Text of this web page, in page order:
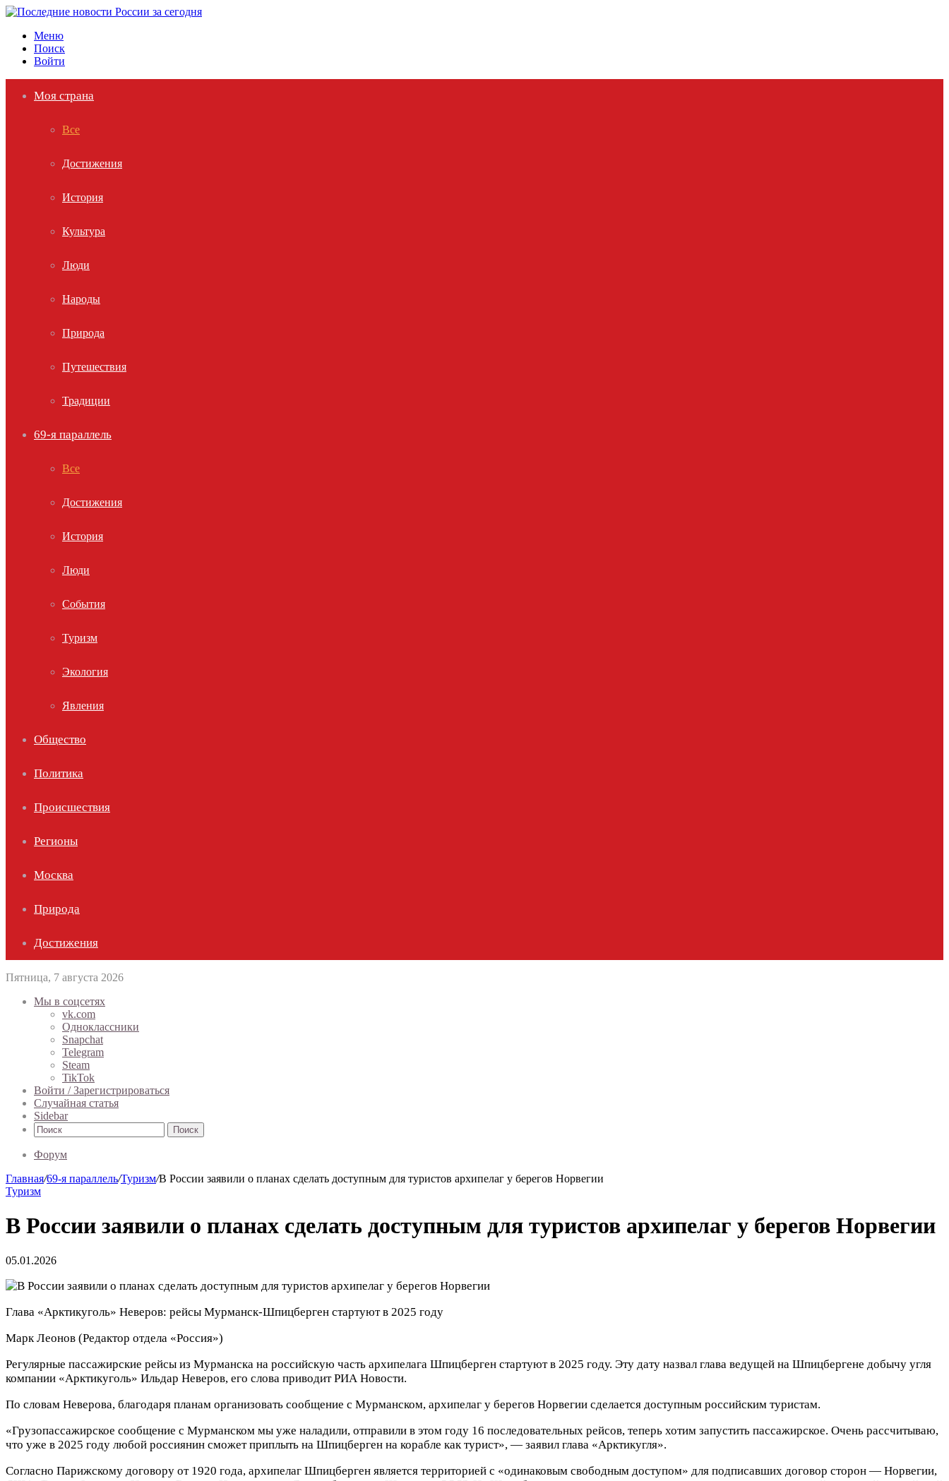
Меню
Поиск
Войти
Моя страна
Все
Достижения
История
Культура
Люди
Народы
Природа
Путешествия
Традиции
69-я параллель
Все
Достижения
История
Люди
События
Туризм
Экология
Явления
Общество
Политика
Происшествия
Регионы
Москва
Природа
Достижения
Пятница, 7 августа 2026
Мы в соцсетях
vk.com
Одноклассники
Snapchat
Telegram
Steam
TikTok
Войти / Зарегистрироваться
Случайная статья
Sidebar
Поиск
Форум
Главная/69-я параллель/Туризм/В России заявили о планах сделать доступным для туристов архипелаг у берегов Норвегии
Туризм
В России заявили о планах сделать доступным для туристов архипелаг у берегов Норвегии
05.01.2026
Глава «Арктикуголь» Неверов: рейсы Мурманск-Шпицберген стартуют в 2025 году
Марк Леонов (Редактор отдела «Россия»)
Регулярные пассажирские рейсы из Мурманска на российскую часть архипелага Шпицберген стартуют в 2025 году. Эту дату назвал глава ведущей на Шпицбергене добычу угля
компании «Арктикуголь» Ильдар Неверов, его слова приводит РИА Новости.
По словам Неверова, благодаря планам организовать сообщение с Мурманском, архипелаг у берегов Норвегии сделается доступным российским туристам.
«Грузопассажирское сообщение с Мурманском мы уже наладили, отправили в этом году 16 последовательных рейсов, теперь хотим запустить пассажирское. Очень рассчитываю,
что уже в 2025 году любой россиянин сможет приплыть на Шпицберген на корабле как турист», — заявил глава «Арктикугля».
Согласно Парижскому договору от 1920 года, архипелаг Шпицберген является территорией с «одинаковым свободным доступом» для подписавших договор сторон — Норвегии,